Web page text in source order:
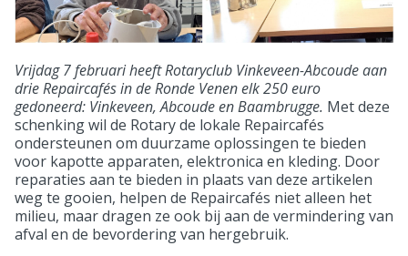
Vrijdag 7 februari heeft Rotaryclub Vinkeveen-Abcoude aan
drie Repaircafés in de Ronde Venen elk 250 euro
gedoneerd: Vinkeveen, Abcoude en Baambrugge. Met deze
schenking wil de Rotary de lokale Repaircafés
ondersteunen om duurzame oplossingen te bieden
voor kapotte apparaten, elektronica en kleding. Door
reparaties aan te bieden in plaats van deze artikelen
weg te gooien, helpen de Repaircafés niet alleen het
milieu, maar dragen ze ook bij aan de vermindering van
afval en de bevordering van hergebruik.